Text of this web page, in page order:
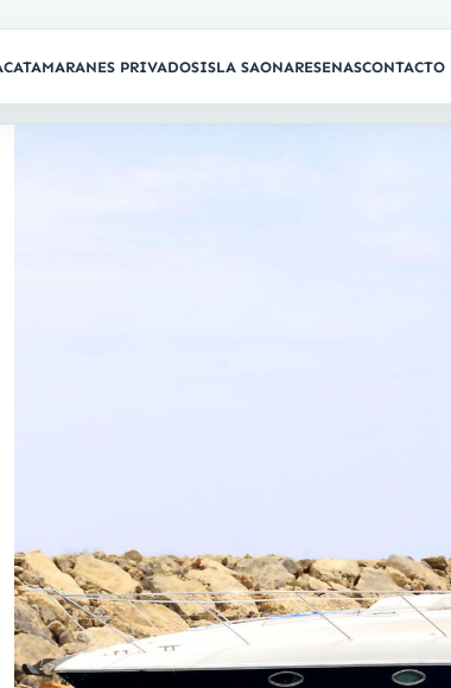
CATAMARANES PRIVADOSISLA SAONARESENASCONTACTO